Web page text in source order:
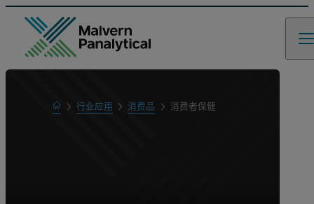
Home行业应用 消费品 消费者保健